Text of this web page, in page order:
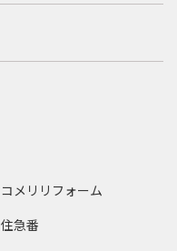
コメリリフォーム
住急番